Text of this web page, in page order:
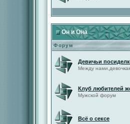
Он и Она
Форум
Девичьи
Между
Клуб любителей
Мужской форум
Всё о сексе